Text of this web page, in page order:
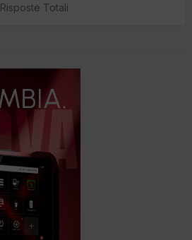
Risposte Totali